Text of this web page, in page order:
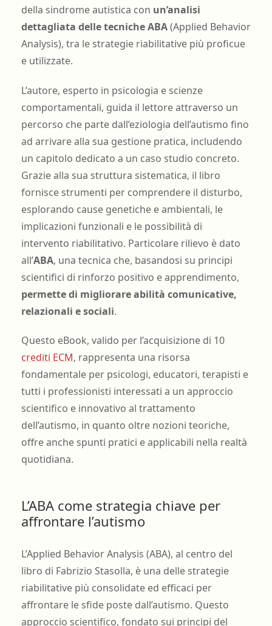
della sindrome autistica con un’analisi
dettagliata delle tecniche ABA(Applied Behavior
Analysis), tra le strategie riabilitative più proficue
e utilizzate.
L’autore, esperto in psicologia e scienze
comportamentali, guida il lettore attraverso un
percorso che parte dall’eziologia dell’autismo fino
ad arrivare alla sua gestione pratica, includendo
un capitolo dedicato a un caso studio concreto.
Grazie alla sua struttura sistematica, il libro
fornisce strumenti per comprendere il disturbo,
esplorando cause genetiche e ambientali, le
implicazioni funzionali e le possibilità di
intervento riabilitativo. Particolare rilievo è dato
all’ABA, una tecnica che, basandosi su principi
scientifici di rinforzo positivo e apprendimento,
permette di migliorare abilità comunicative,
relazionali e sociali.
Questo eBook, valido per l’acquisizione di 10
crediti ECM, rappresenta una risorsa
fondamentale per psicologi, educatori, terapisti e
tutti i professionisti interessati a un approccio
scientifico e innovativo al trattamento
dell’autismo, in quanto oltre nozioni teoriche,
offre anche spunti pratici e applicabili nella realtà
quotidiana.
L’ABA come strategia chiave per
affrontare l’autismo
L’Applied Behavior Analysis (ABA), al centro del
libro di Fabrizio Stasolla, è una delle strategie
riabilitative più consolidate ed efficaci per
affrontare le sfide poste dall’autismo. Questo
approccio scientifico, fondato sui principi del